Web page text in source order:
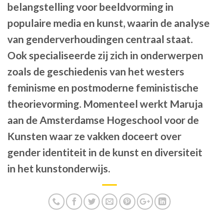
belangstelling voor beeldvorming in
populaire media en kunst, waarin de analyse
van genderverhoudingen centraal staat.
Ook specialiseerde zij zich in onderwerpen
zoals de geschiedenis van het westers
feminisme en postmoderne feministische
theorievorming. Momenteel werkt Maruja
aan de Amsterdamse Hogeschool voor de
Kunsten waar ze vakken doceert over
gender identiteit in de kunst en diversiteit
in het kunstonderwijs.